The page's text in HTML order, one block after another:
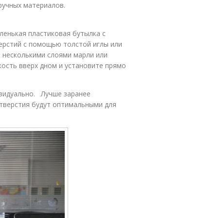
материалов.
пластиковая бутылка с
с помощью толстой иглы или
слоями марли или
вверх дном и установите прямо
Лучше заранее
будут оптимальными для